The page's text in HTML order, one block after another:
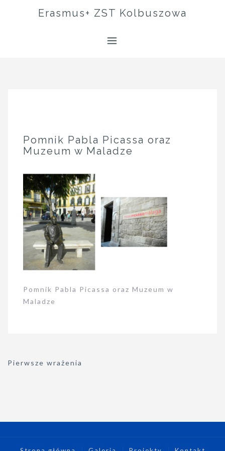
Erasmus+ ZST Kolbuszowa
Pomnik Pabla Picassa oraz
Muzeum w Maladze
Pomnik Pabla Picassa oraz Muzeum w
Maladze
Nawigacja
Pierwsze wrażenia